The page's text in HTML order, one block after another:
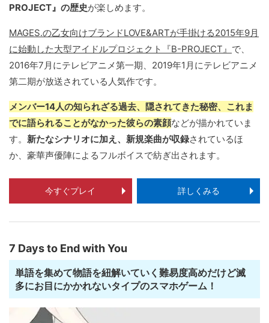
PROJECT』の歴史が楽しめます。
MAGES.の乙女向けブランドLOVE&ARTが手掛ける2015年9月
に始動した大型アイドルプロジェクト『B-PROJECT』 で、
2016年7月にテレビアニメ第一期、2019年1月にテレビアニメ
第二期が放送されている人気作です。
メンバー14人の知られざる過去、隠されてきた秘密、これま
でに語られることがなかった彼らの素顔などが描かれていま
す。 新たなシナリオに加え、新規楽曲が収録されているほ
か、豪華声優陣によるフルボイスで紡ぎ出されます。
今すぐプレイ 詳しくみる
7 Days to End with You
単語を集めて物語を紐解いていく難易度高めだけど滅
多にお目にかかれないタイプのスマホゲーム！